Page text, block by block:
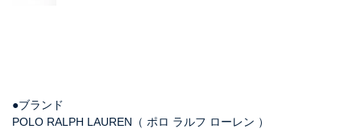
●ブランド
POLO RALPH LAUREN（ ポロ ラルフ ローレン ）